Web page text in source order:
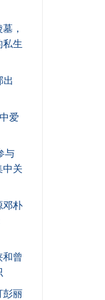
，
私生
出
爱
与
中关
邓朴
曾
彭丽